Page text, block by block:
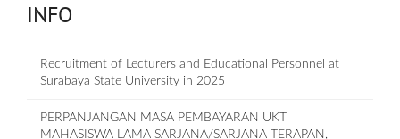
INFO
Recruitment of Lecturers and Educational Personnel at
Surabaya State University in 2025
PERPANJANGAN MASA PEMBAYARAN UKT
MAHASISWA LAMA SARJANA/SARJANA TERAPAN,